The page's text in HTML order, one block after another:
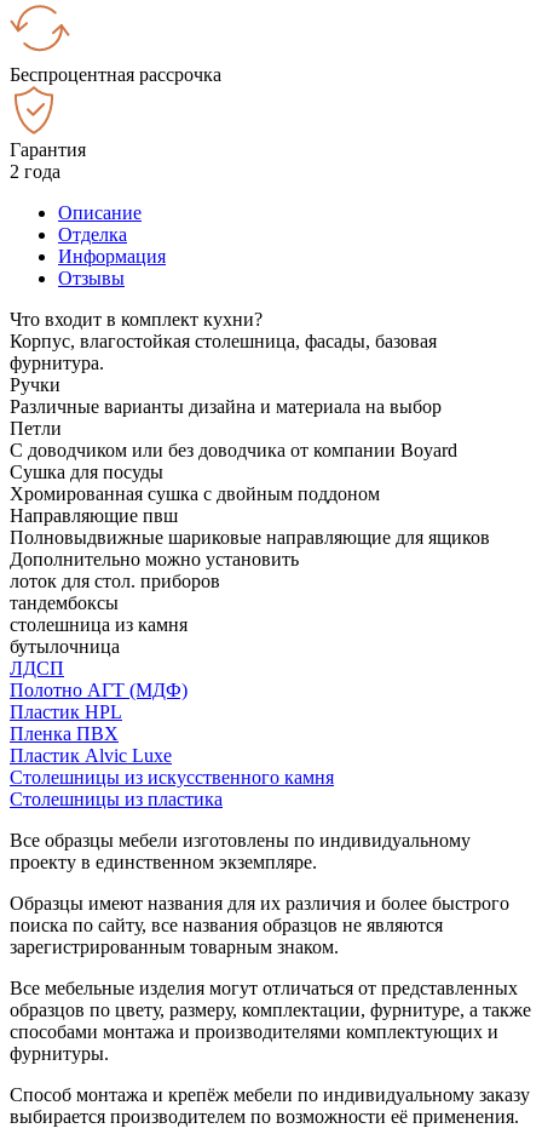
Беспроцентная рассрочка
Гарантия
2 года
Описание
Отделка
Информация
Отзывы
Что входит в комплект кухни?
Корпус, влагостойкая столешница, фасады, базовая
фурнитура.
Ручки
Различные варианты дизайна и материала на выбор
Петли
С доводчиком или без доводчика от компании Boyard
Сушка для посуды
Хромированная сушка с двойным поддоном
Направляющие пвш
Полновыдвижные шариковые направляющие для ящиков
Дополнительно можно установить
лоток для стол. приборов
тандембоксы
столешница из камня
бутылочница
ЛДСП
Полотно АГТ (МДФ)
Пластик HPL
Пленка ПВХ
Пластик Alvic Luxe
Столешницы из искусственного камня
Столешницы из пластика
Все образцы мебели изготовлены по индивидуальному
проекту в единственном экземпляре.
Образцы имеют названия для их различия и более быстрого
поиска по сайту, все названия образцов не являются
зарегистрированным товарным знаком.
Все мебельные изделия могут отличаться от представленных
образцов по цвету, размеру, комплектации, фурнитуре, а также
способами монтажа и производителями комплектующих и
фурнитуры.
Способ монтажа и крепёж мебели по индивидуальному заказу
выбирается производителем по возможности её применения.